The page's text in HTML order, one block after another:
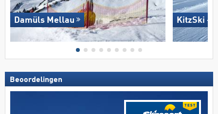
Damüls Mellau KitzSki –
Beoordelingen